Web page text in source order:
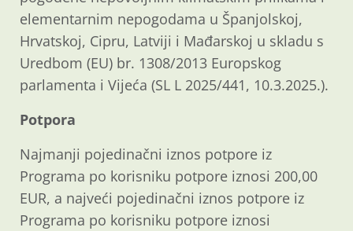
elementarnim nepogodama u Španjolskoj,
Hrvatskoj, Cipru, Latviji i Mađarskoj u skladu s
Uredbom (EU) br. 1308/2013 Europskog
parlamenta i Vijeća (SL L 2025/441, 10.3.2025.).
Potpora
Najmanji pojedinačni iznos potpore iz
Programa po korisniku potpore iznosi 200,00
EUR, a najveći pojedinačni iznos potpore iz
Programa po korisniku potpore iznosi